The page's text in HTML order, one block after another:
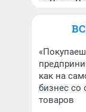
как на
бизнес со
товаров